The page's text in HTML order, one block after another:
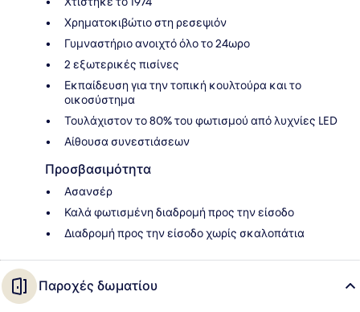
Χρηματοκιβώτιο στη ρεσεψιόν
Γυμναστήριο ανοιχτό όλο το 24ωρο
2 εξωτερικές πισίνες
Εκπαίδευση για την τοπική κουλτούρα και το
οικοσύστημα
Τουλάχιστον το 80% του φωτισμού από λυχνίες LED
Αίθουσα συνεστιάσεων
Προσβασιμότητα
Ασανσέρ
Καλά φωτισμένη διαδρομή προς την είσοδο
Διαδρομή προς την είσοδο χωρίς σκαλοπάτια
Παροχές δωματίου